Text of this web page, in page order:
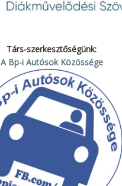
Társ-szerkesztőségünk:
A Bp-i Autósok Közössége